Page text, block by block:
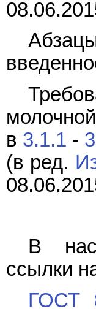
в 3.1.1 -
(в ред.
В
ссылки
ГОСТ